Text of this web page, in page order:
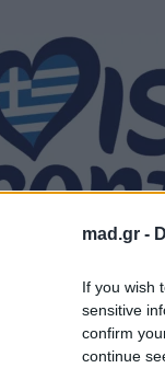
mad.gr -
If you wish
sensitive
confirm
continue